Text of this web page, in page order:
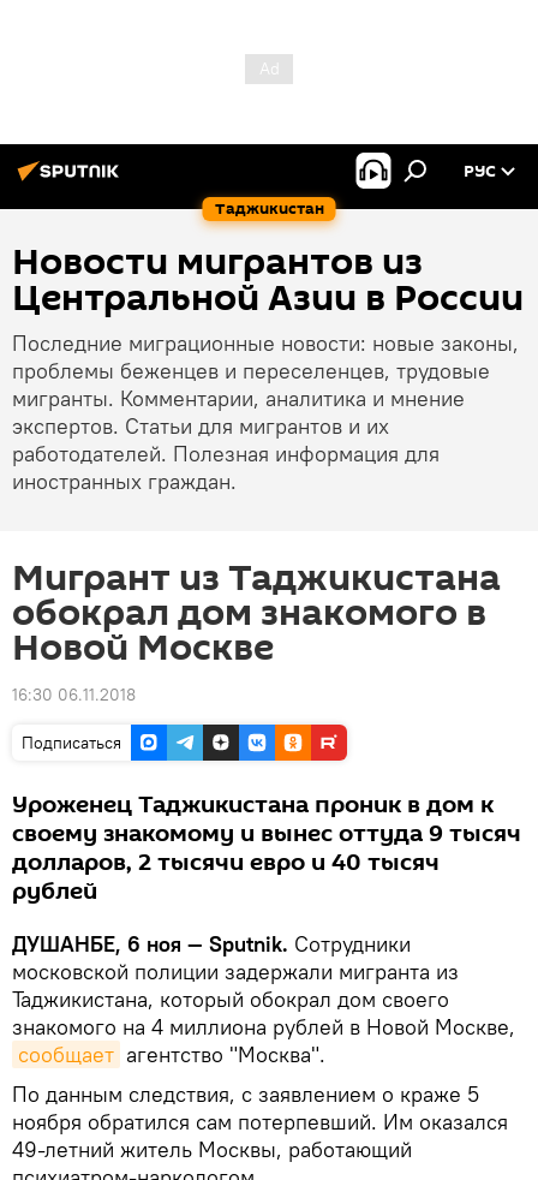
Таджикистан
РУС
Новости мигрантов из
Центральной Азии в России
Последние миграционные новости: новые законы,
проблемы беженцев и переселенцев, трудовые
мигранты. Комментарии, аналитика и мнение
экспертов. Статьи для мигрантов и их
работодателей. Полезная информация для
иностранных граждан.
Мигрант из Таджикистана
обокрал дом знакомого в
Новой Москве
16:30 06.11.2018
Подписаться
Уроженец Таджикистана проник в дом к
своему знакомому и вынес оттуда 9 тысяч
долларов, 2 тысячи евро и 40 тысяч
рублей
ДУШАНБЕ, 6 ноя — Sputnik. Сотрудники
московской полиции задержали мигранта из
Таджикистана, который обокрал дом своего
знакомого на 4 миллиона рублей в Новой Москве,
сообщает агентство "Москва".
По данным следствия, с заявлением о краже 5
ноября обратился сам потерпевший. Им оказался
49-летний житель Москвы, работающий